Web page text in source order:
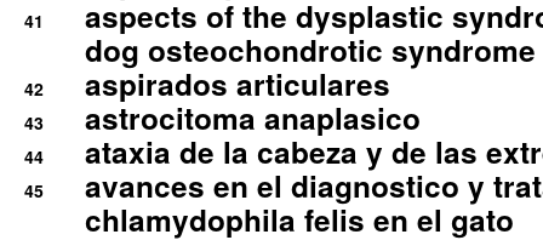
41
aspects of the dysplastic
dog osteochondrotic syndrome
42 aspirados articulares
43 astrocitoma anaplasico
44 ataxia de la cabeza y de las
45
avances en el diagnostico y
chlamydophila felis en el gato